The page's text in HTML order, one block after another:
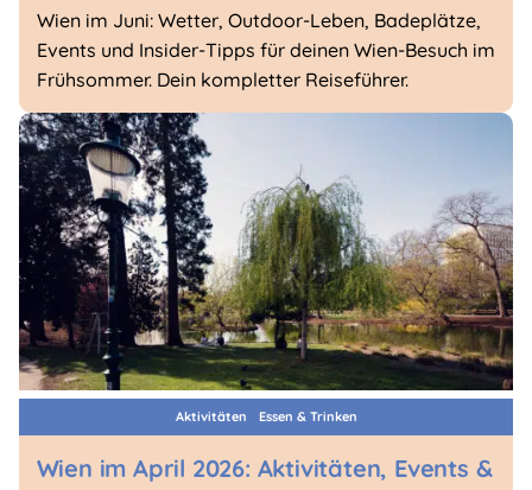
Wien im Juni: Wetter, Outdoor-Leben, Badeplätze,
Events und Insider-Tipps für deinen Wien-Besuch im
Frühsommer. Dein kompletter Reiseführer.
Aktivitäten Essen & Trinken
Wien im April 2026: Aktivitäten, Events &